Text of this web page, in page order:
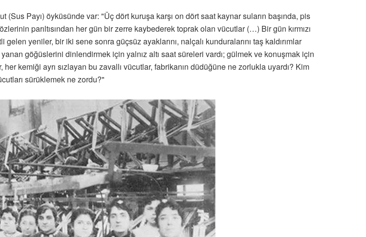
Payı) öyküsünde var: "Üç dört kuruşa karşı on dört saat kaynar suların başında, pis
parıltısından her gün bir zerre kaybederek toprak olan vücutlar (…) Bir gün kırmızı
yeniler, bir iki sene sonra güçsüz ayaklarını, nalçalı kunduralarını taş kaldırımlar
göğüslerini dinlendirmek için yalnız altı saat süreleri vardı; gülmek ve konuşmak için
kemiği ayrı sızlayan bu zavallı vücutlar, fabrikanın düdüğüne ne zorlukla uyardı? Kim
sürüklemek ne zordu?"